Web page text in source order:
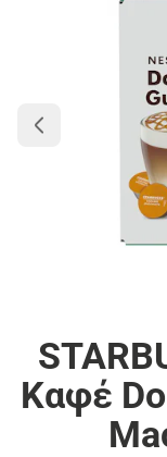
Καφέ